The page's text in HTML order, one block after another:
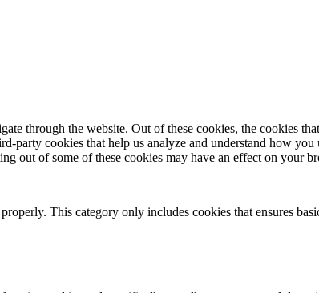
through the website. Out of these cookies, the cookies
party cookies that help us analyze and understand how
out of some of these cookies may have an effect on your
This category only includes cookies that ensures